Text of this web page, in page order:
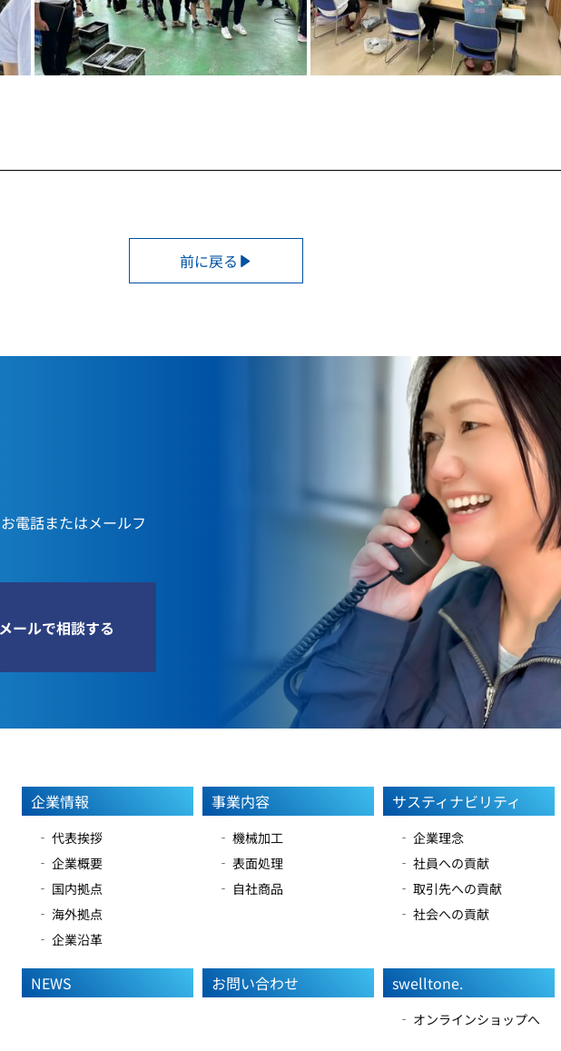
前に戻る
電話またはメールフ
ールで相談する
企業情報
‐ 代表挨拶
‐ 企業概要
‐ 国内拠点
‐ 海外拠点
‐ 企業沿革
事業内容
‐ 機械加工
‐ 表面処理
‐ 自社商品
サスティナビリティ
‐ 企業理念
‐ 社員への貢献
‐ 取引先への貢献
‐ 社会への貢献
NEWS お問い合わせ swelltone.
‐ オンラインショップへ